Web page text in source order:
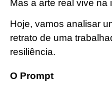
Mas a arte real vive na
Hoje, vamos analisar
retrato de uma
resiliência.
O Prompt